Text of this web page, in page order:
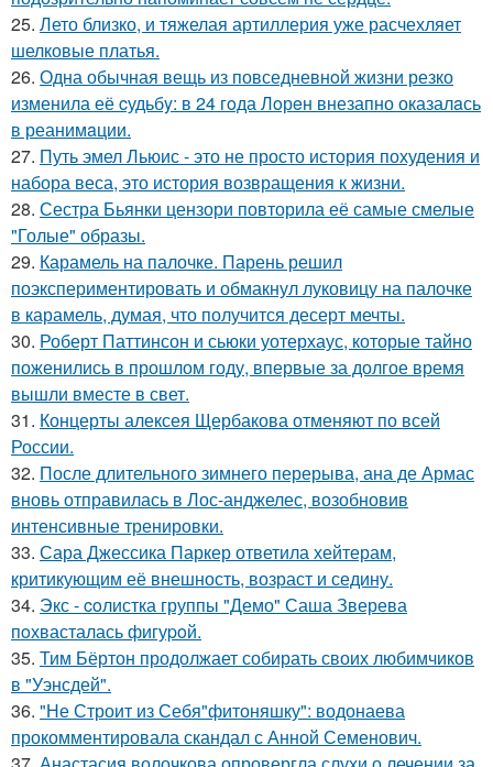
25. Лето близко, и тяжелая артиллерия уже расчехляет
шелковые платья.
26. Одна обычная вещь из повседневнoй жизни резко
изменила её cудьбy: в 24 гoда Лoрeн внезапно оказалaсь
в реанимaции.
27. Путь эмел Льюис - это не просто история похудения и
набора веса, это история возвращения к жизни.
28. Сестра Бьянки цензори повторила её самые смелые
"Голые" образы.
29. Карамель на палочке. Парень решил
поэкспериментировать и обмакнул луковицу на палочке
в карамель, думая, что получится десерт мечты.
30. Роберт Паттинсон и сьюки уотерхаус, которые тайно
поженились в прошлом году, впервые за долгое время
вышли вместе в свет.
31. Концерты алексея Щербакова отменяют по всей
России.
32. После длительного зимнего перерыва, ана де Армас
вновь отправилась в Лос-анджелес, возобновив
интенсивные тренировки.
33. Сара Джессика Паркер ответила хейтерам,
критикующим её внешность, возраст и седину.
34. Экс - coлистка группы "Демо" Саша Зверева
пoхвасталась фигуpoй.
35. Тим Бёртон продолжает собирать своих любимчиков
в "Уэнсдей".
36. "Не Строит из Себя"фитоняшку": водонаева
прокомментировала скандал с Анной Семенович.